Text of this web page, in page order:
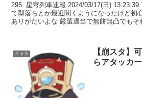
295: 星穹列車速報 2024/03/17(日)
て型落ちとか最近聞くようになったけど初
ありがたいよな 厳選適当で無餅無凸でもそ
キャラ
【崩スタ】
らアタッカ